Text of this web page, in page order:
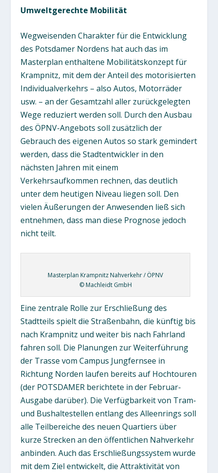
Umweltgerechte Mobilität
Wegweisenden Charakter für die Entwicklung
des Potsdamer Nordens hat auch das im
Masterplan enthaltene Mobilitätskonzept für
Krampnitz, mit dem der Anteil des motorisierten
Individualverkehrs – also Autos, Motorräder
usw. – an der Gesamtzahl aller zurückgelegten
Wege reduziert werden soll. Durch den Ausbau
des ÖPNV-Angebots soll zusätzlich der
Gebrauch des eigenen Autos so stark gemindert
werden, dass die Stadtentwickler in den
nächsten Jahren mit einem
Verkehrsaufkommen rechnen, das deutlich
unter dem heutigen Niveau liegen soll. Den
vielen Äußerungen der Anwesenden ließ sich
entnehmen, dass man diese Prognose jedoch
nicht teilt.
Masterplan Krampnitz Nahverkehr / ÖPNV
© Machleidt GmbH
Eine zentrale Rolle zur Erschließung des
Stadtteils spielt die Straßenbahn, die künftig bis
nach Krampnitz und weiter bis nach Fahrland
fahren soll. Die Planungen zur Weiterführung
der Trasse vom Campus Jungfernsee in
Richtung Norden laufen bereits auf Hochtouren
(der POTSDAMER berichtete in der Februar-
Ausgabe darüber). Die Verfügbarkeit von Tram-
und Bushaltestellen entlang des Alleenrings soll
alle Teilbereiche des neuen Quartiers über
kurze Strecken an den öffentlichen Nahverkehr
anbinden. Auch das Erschließungssystem wurde
mit dem Ziel entwickelt, die Attraktivität von